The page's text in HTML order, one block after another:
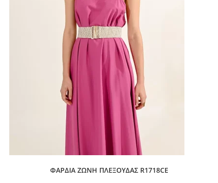
ΦΑΡΔΙΑ ΖΩΝΗ ΠΛΕΞΟΥΔΑΣ R1718CE